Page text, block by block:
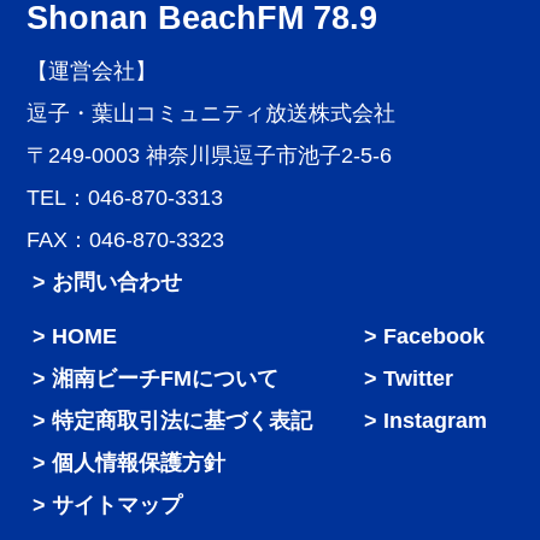
Shonan BeachFM 78.9
【運営会社】
逗子・葉山コミュニティ放送株式会社
〒249-0003 神奈川県逗子市池子2-5-6
TEL：046-870-3313
FAX：046-870-3323
> お問い合わせ
HOME
湘南ビーチFMについて
特定商取引法に基づく表記
個人情報保護方針
サイトマップ
Facebook
Twitter
Instagram